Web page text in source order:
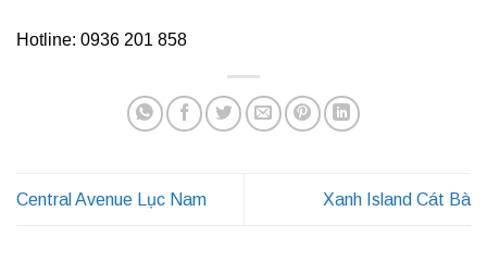
Hotline: 0936 201 858
Central Avenue Lục Nam Xanh Island Cát Bà